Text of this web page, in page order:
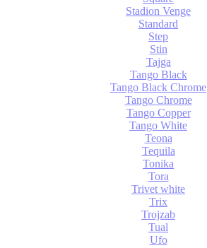
Stadion Venge
Standard
Step
Stin
Tajga
Tango Black
Tango Black Chrome
Tango Chrome
Tango Copper
Tango White
Teona
Tequila
Tonika
Tora
Trivet white
Trix
Trojzab
Tual
Ufo